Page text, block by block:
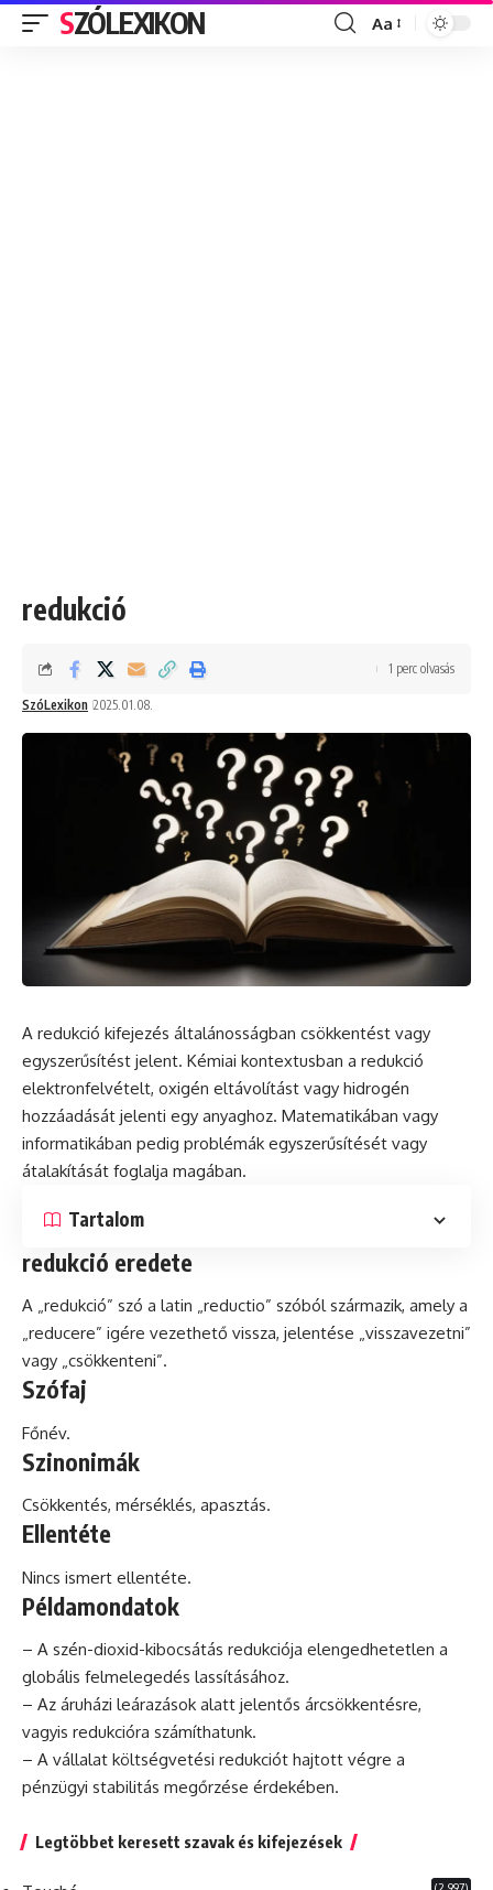
SZÓLEXIKON
Font
Aa
redukció
SzóLexikon 2025.01.08.
1 perc olvasás
A redukció kifejezés általánosságban csökkentést vagy
egyszerűsítést jelent. Kémiai kontextusban a redukció
elektronfelvételt, oxigén eltávolítást vagy hidrogén
hozzáadását jelenti egy anyaghoz. Matematikában vagy
informatikában pedig problémák egyszerűsítését vagy
átalakítását foglalja magában.
Tartalom
redukció eredete
A „redukció” szó a latin „reductio” szóból származik, amely a
„reducere” igére vezethető vissza, jelentése „visszavezetni”
vagy „csökkenteni”.
Szófaj
Főnév.
Szinonimák
Csökkentés, mérséklés, apasztás.
Ellentéte
Nincs ismert ellentéte.
Példamondatok
– A szén-dioxid-kibocsátás redukciója elengedhetetlen a
globális felmelegedés lassításához.
– Az áruházi leárazások alatt jelentős árcsökkentésre,
vagyis redukcióra számíthatunk.
– A vállalat költségvetési redukciót hajtott végre a
pénzügyi stabilitás megőrzése érdekében.
Legtöbbet keresett szavak és kifejezések